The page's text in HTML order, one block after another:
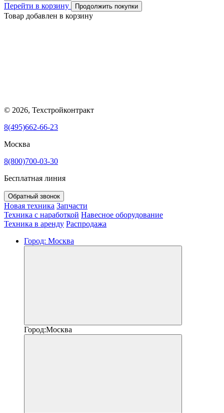
Перейти в корзину Продолжить покупки
Товар добавлен в корзину
© 2026, Техстройконтракт
8(495)662-66-23
Москва
8(800)700-03-30
Бесплатная линия
Обратный звонок
Новая техника Запчасти
Техника с наработкой Навесное оборудование
Техника в аренду Распродажа
Город: Москва
Город:Москва